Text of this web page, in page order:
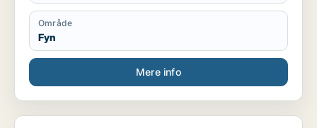
Område
Fyn
Mere info